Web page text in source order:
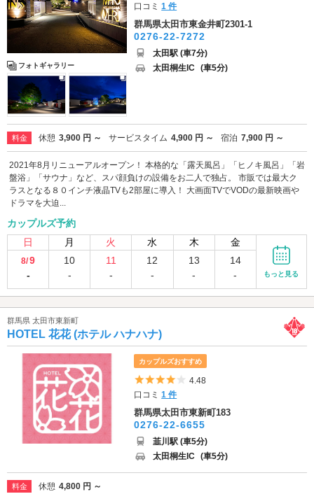
フォトギャラリー
口コミ1 件
群馬県太田市東金井町2301-1
0276-22-7272
太田駅 (車7分)
太田桐生IC (車5分)
料金 休憩 3,900 円 ～ サービスタイム 4,900 円 ～ 宿泊 7,900 円 ～
2021年8月リニューアルオープン！ 本格的な「露天風呂」「ヒノキ風呂」「岩
盤浴」「サウナ」など、スパ顔負けの設備をお二人で独占。 市販では最大ク
ラスとなる８０インチ液晶TVも2部屋に導入！ 大画面TVでVODの最新映画や
ドラマを大迫...
カップルズ予約
日
月 火 水 木 金
8/9
-
10
-
11
-
12
-
13
-
14
-
もっと見る
群馬県 太田市東新町
HOTEL 花花 (ホテル ハナハナ)
カップルズおすすめ
5つ星のうち4
4.48
口コミ1 件
群馬県太田市東新町183
0276-22-6655
韮川駅 (車5分)
太田桐生IC (車5分)
料金 休憩 4,800 円 ～